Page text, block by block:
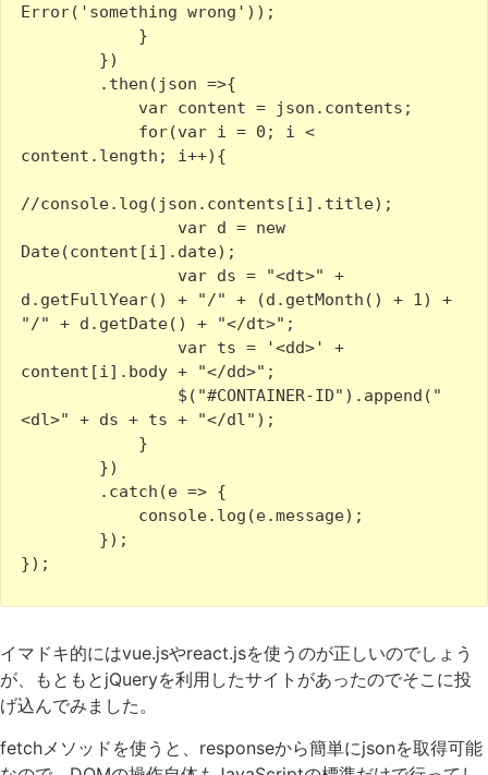
Error('something wrong'));
content.length; i++){
//console.log(json.contents[i].title);
Date(content[i].date);
d.getFullYear() + "/" + (d.getMonth() + 1) +
"/" + d.getDate() + "</dt>";
content[i].body + "</dd>";
<dl>" + ds + ts + "</dl");
});
イマドキ的にはvue.jsやreact.jsを使うのが正しいのでしょう
が、もともとjQueryを利用したサイトがあったのでそこに投
げ込んでみました。
fetchメソッドを使うと、responseから簡単にjsonを取得可能